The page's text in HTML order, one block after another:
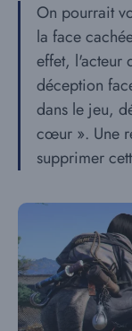
On pourrait
la face
effet, l'acteur
déception
dans le jeu,
cœur ». Une
supprimer